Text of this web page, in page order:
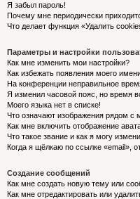
Я забыл пароль!
Почему мне периодически
Что делает функция «Удалить
Параметры и настройки
Как мне изменить мои настройки?
Как избежать появления моего
На конференции неправильное
Я изменил часовой пояс, но время
Моего языка нет в списке!
Что означают изображения рядом с
Как мне включить отображение
Что такое звание и как я могу
Когда я щёлкаю по ссылке «email»,
Создание сообщений
Как мне создать новую тему или
Как мне отредактировать или